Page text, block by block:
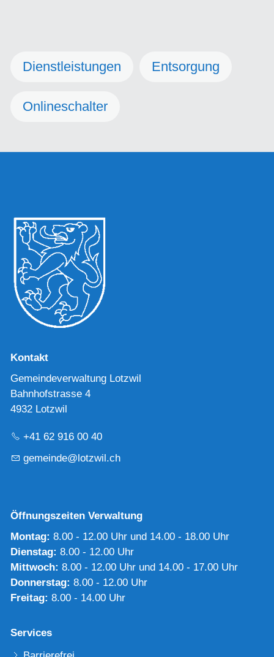
Dienstleistungen Entsorgung
Onlineschalter
Kontakt
Gemeindeverwaltung Lotzwil
Bahnhofstrasse 4
4932 Lotzwil
+41 62 916 00 40
g m nd l tzw l ch
Öffnungszeiten Verwaltung
Montag: 8.00 - 12.00 Uhr und 14.00 - 18.00 Uhr
Dienstag: 8.00 - 12.00 Uhr
Mittwoch: 8.00 - 12.00 Uhr und 14.00 - 17.00 Uhr
Donnerstag: 8.00 - 12.00 Uhr
Freitag: 8.00 - 14.00 Uhr
Services